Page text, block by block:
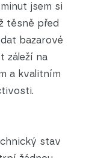
jsem si
těsně před
bazarové
záleží na
a kvalitním
stav